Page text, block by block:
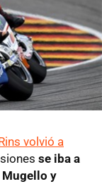
volvió a
se iba a
Mugello y